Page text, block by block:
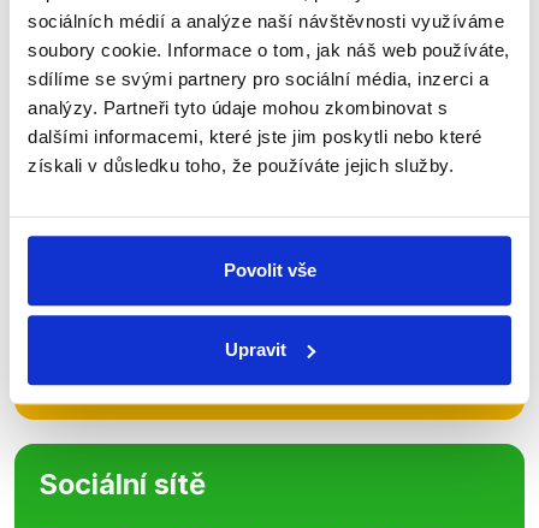
sociálních médií a analýze naší návštěvnosti využíváme
soubory cookie. Informace o tom, jak náš web používáte,
sdílíme se svými partnery pro sociální média, inzerci a
analýzy. Partneři tyto údaje mohou zkombinovat s
dalšími informacemi, které jste jim poskytli nebo které
získali v důsledku toho, že používáte jejich služby.
Povolit vše
Upravit
Zůstaňme v kontaktu
Přihlaste se k odběru našeho
newsletteru nebowhatsappového
kanálu, kde pravidelně přinášíme
shrnutí nejzajímavějších článků a analýz.
Začněte nás odebírat, a mějte tak
přehled o tom, jaké dezinformace a
WhatsApp
Sociální sítě